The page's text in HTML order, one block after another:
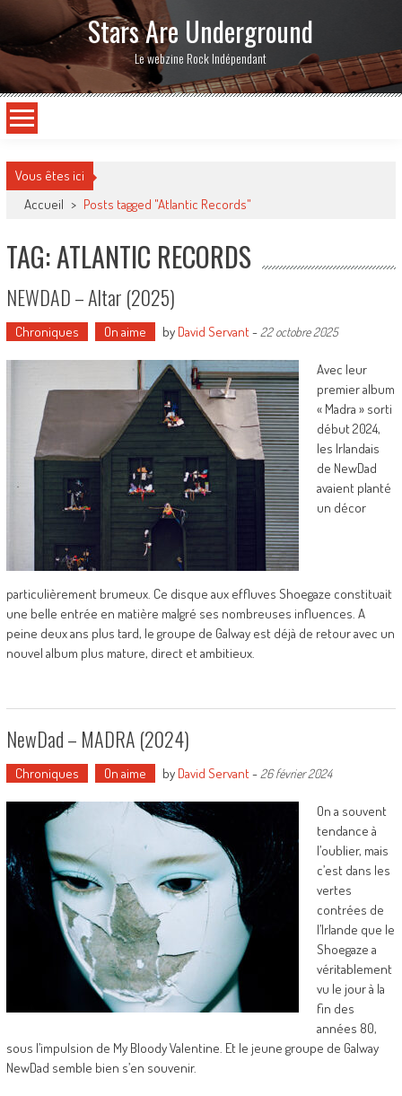
Stars Are Underground
Le webzine Rock Indépendant
Vous êtes ici
Accueil > Posts tagged "Atlantic Records"
TAG: ATLANTIC RECORDS
NEWDAD – Altar (2025)
Chroniques On aime by David Servant- 22 octobre 2025
Avec leur
premier album
« Madra » sorti
début 2024,
les Irlandais
de NewDad
avaient planté
un décor
particulièrement brumeux. Ce disque aux effluves Shoegaze constituait
une belle entrée en matière malgré ses nombreuses influences. A
peine deux ans plus tard, le groupe de Galway est déjà de retour avec un
nouvel album plus mature, direct et ambitieux.
NewDad – MADRA (2024)
Chroniques On aime by David Servant- 26 février 2024
On a souvent
tendance à
l’oublier, mais
c’est dans les
vertes
contrées de
l’Irlande que le
Shoegaze a
véritablement
vu le jour à la
fin des
années 80,
sous l’impulsion de My Bloody Valentine. Et le jeune groupe de Galway
NewDad semble bien s’en souvenir.